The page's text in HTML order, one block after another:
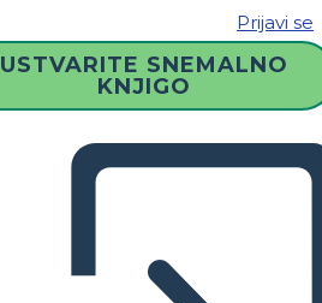
Prijavi se
USTVARITE SNEMALNO
KNJIGO